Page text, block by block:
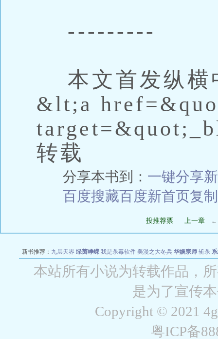
---------
本文首发纵横
&lt;a
转载
分享本书到： 一键分享
百度搜藏百度新首页复
投推荐票 上一章 ←
新书推荐： 九层天界 绿茵峥嵘 我是杀毒软件 美漫之大冬兵 华娱宗师 斩杀
战争天堂 混元道纪 教练万岁 都市全能巨星 绝对交易 全职武神 位面复
本站所有小说为转载作品，
是为了宣传
Copyright © 2021
粤ICP备